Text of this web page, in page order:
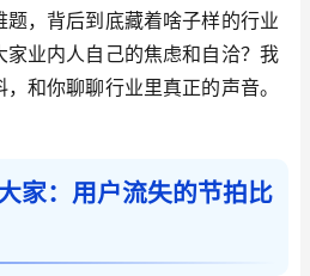
，背后到底藏着啥子样的行业
业内人自己的焦虑和自洽？我
和你聊聊行业里真正的声音。
家：用户流失的节拍比